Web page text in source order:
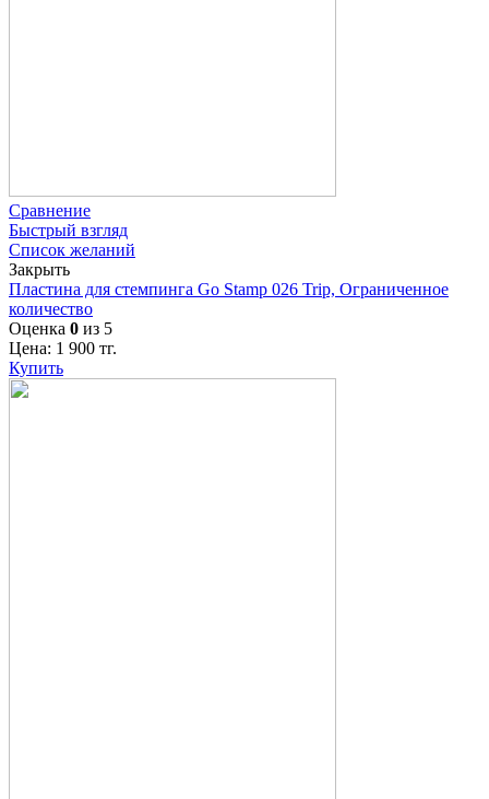
Сравнение
Быстрый взгляд
Список желаний
Закрыть
Пластина для стемпинга Go Stamp 026 Trip, Ограниченное
количество
Оценка 0 из 5
Цена: 1 900 тг.
Купить